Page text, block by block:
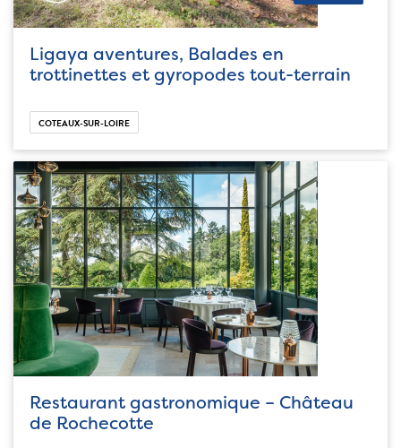
Ligaya aventures, Balades en
trottinettes et gyropodes tout-terrain
COTEAUX-SUR-LOIRE
Restaurant gastronomique – Château
de Rochecotte